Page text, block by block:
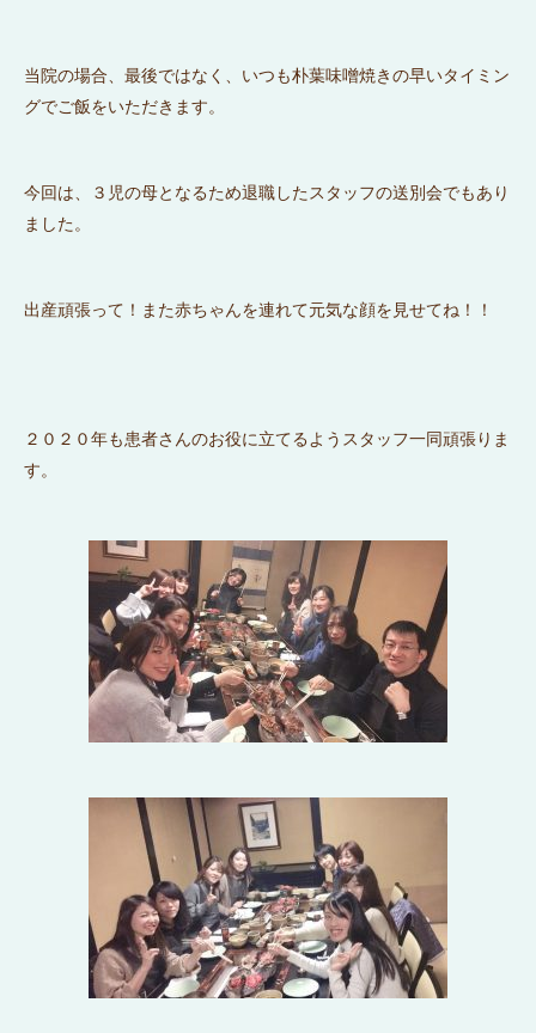
当院の場合、最後ではなく、いつも朴葉味噌焼きの早いタイミン
グでご飯をいただきます。
今回は、３児の母となるため退職したスタッフの送別会でもあり
ました。
出産頑張って！また赤ちゃんを連れて元気な顔を見せてね！！
２０２０年も患者さんのお役に立てるようスタッフ一同頑張りま
す。